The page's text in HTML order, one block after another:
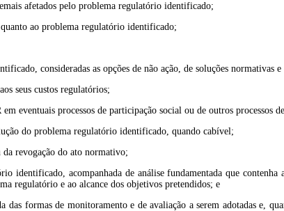
afetados pelo problema regulatório identificado;
ao problema regulatório identificado;
consideradas as opções de não ação, de soluções normativas
seus custos regulatórios;
eventuais processos de participação social ou de outros processos
do problema regulatório identificado, quando cabível;
revogação do ato normativo;
identificado, acompanhada de análise fundamentada que
regulatório e ao alcance dos objetivos pretendidos; e
formas de monitoramento e de avaliação a serem adotadas e,